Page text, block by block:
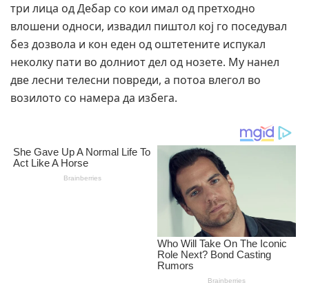
три лица од Дебар со кои имал од претходно
влошени односи, извадил пиштол кој го поседувал
без дозвола и кон еден од оштетените испукал
неколку пати во долниот дел од нозете. Му нанел
две лесни телесни повреди, а потоа влегол во
возилото со намера да избега.